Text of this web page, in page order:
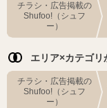
チラシ・広告掲載の
Shufoo!（シュフ
ー）
エリア×カテゴリ
チラシ・広告掲載の
Shufoo!（シュフ
ー）